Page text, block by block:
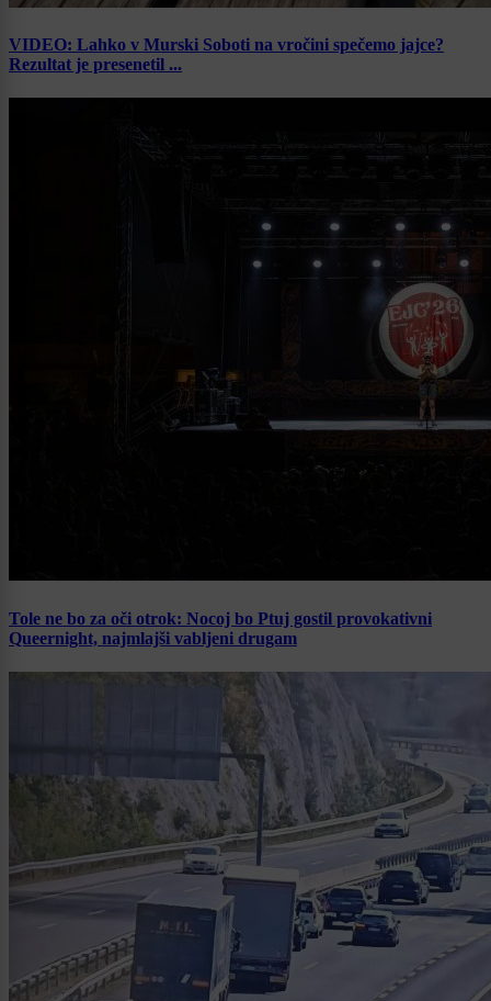
VIDEO: Lahko v Murski Soboti na vročini spečemo jajce?
Rezultat je presenetil ...
Tole ne bo za oči otrok: Nocoj bo Ptuj gostil provokativni
Queernight, najmlajši vabljeni drugam